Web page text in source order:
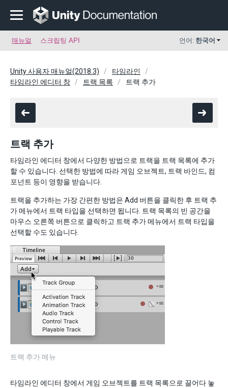
매뉴얼 스크립팅 API 언어: 한국어
Unity 사용자 매뉴얼(2018.3)
타임라인
타임라인 에디터 창
트랙 목록 트랙 추가
트랙 추가
타임라인 에디터 창에서 다양한 방법으로 트랙을 트랙 목록에 추가
할 수 있습니다. 선택한 방법에 따라 게임 오브젝트, 트랙 바인드, 컴
포넌트 등이 영향을 받습니다.
트랙을 추가하는 가장 간편한 방법은 Add 버튼을 클릭한 후 트랙 추
가 메뉴에서 트랙 타입을 선택하면 됩니다. 트랙 목록의 빈 공간을
마우스 오른쪽 버튼으로 클릭하고 트랙 추가 메뉴에서 트랙 타입을
선택할 수도 있습니다.
트랙 추가 메뉴
타임라인 에디터 창에서 게임 오브젝트를 트랙 목록으로 끌어다 놓